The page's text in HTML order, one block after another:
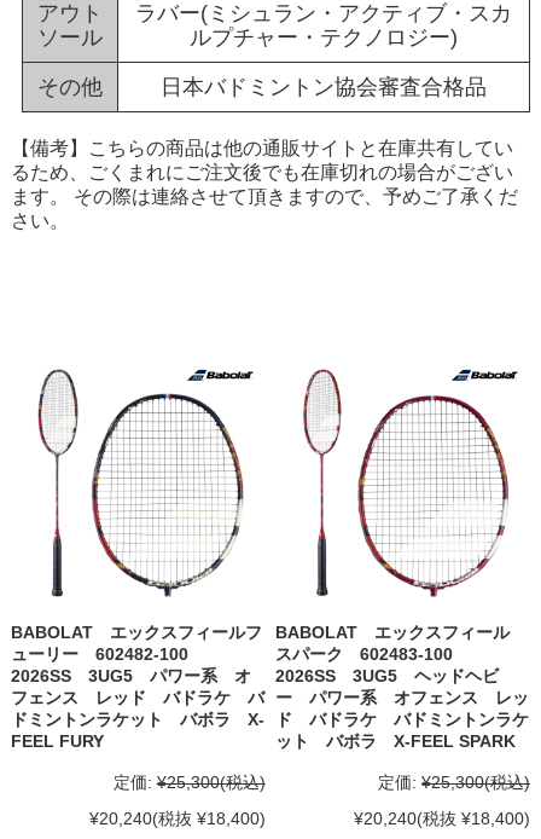
アウト
ソール
ラバー(ミシュラン・アクティブ・スカ
ルプチャー・テクノロジー)
その他 日本バドミントン協会審査合格品
【備考】こちらの商品は他の通販サイトと在庫共有してい
るため、ごくまれにご注文後でも在庫切れの場合がござい
ます。 その際は連絡させて頂きますので、予めご了承くだ
さい。
BABOLAT エックスフィールフ
ューリー 602482-100
2026SS 3UG5 パワー系 オ
フェンス レッド バドラケ バ
ドミントンラケット バボラ X-
FEEL FURY
定価: ¥25,300(税込)
¥20,240(税抜 ¥18,400)
BABOLAT エックスフィール
スパーク 602483-100
2026SS 3UG5 ヘッドヘビ
ー パワー系 オフェンス レッ
ド バドラケ バドミントンラケ
ット バボラ X-FEEL SPARK
定価: ¥25,300(税込)
¥20,240(税抜 ¥18,400)